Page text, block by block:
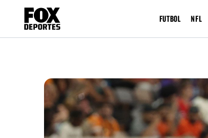
FUTBOL NFL